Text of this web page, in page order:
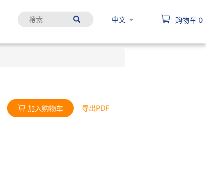
中文 购物车 0
加入购物车 导出PDF